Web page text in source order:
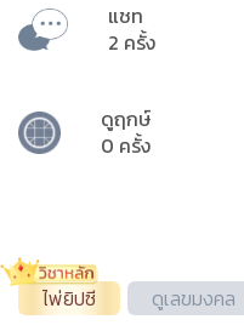
แชท
2 ครั้ง
ดูฤกษ์
0 ครั้ง
ไพ่ยิปซี ดูเลขมงคล